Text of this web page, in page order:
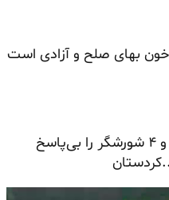
بهای صلح و آزادی است
شورشگران، اعدام ۶ مجاهد خلق و ۴ شورشگر را بی‌پاسخ